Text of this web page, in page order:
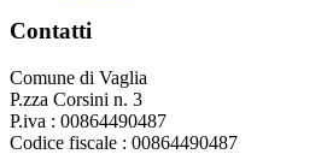
Contatti
Comune di Vaglia
P.zza Corsini n. 3
P.iva : 00864490487
Codice fiscale : 00864490487